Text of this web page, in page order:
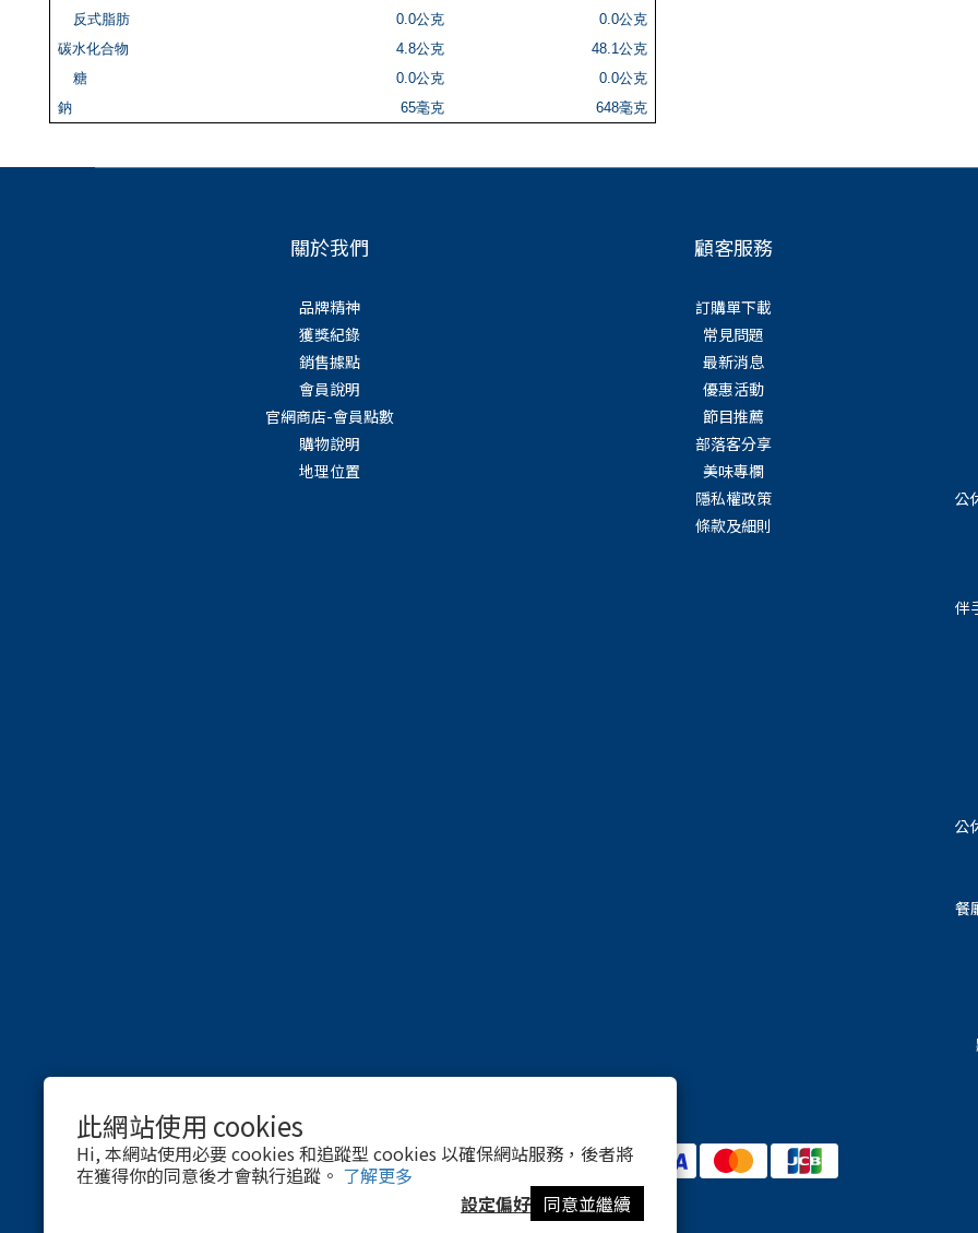
此網站使用 cookies
Hi, 本網站使用必要 cookies 和追蹤型 cookies 以確保網站服務，後者將
在獲得你的同意後才會執行追蹤。 了解更多
設定偏好 同意並繼續
反式脂肪
0.0公克 0.0公克
碳水化合物
4.8公克 48.1公克
糖
0.0公克 0.0公克
鈉
65毫克 648毫克
關於我們
品牌精神
獲獎紀錄
銷售據點
會員說明
官網商店-會員點數
購物說明
地理位置
顧客服務
訂購單下載
常見問題
最新消息
優惠活動
節目推薦
部落客分享
美味專欄
隱私權政策
條款及細則
公
伴
公
餐